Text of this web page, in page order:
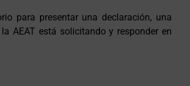
para presentar una declaración, una
AEAT está solicitando y responder en